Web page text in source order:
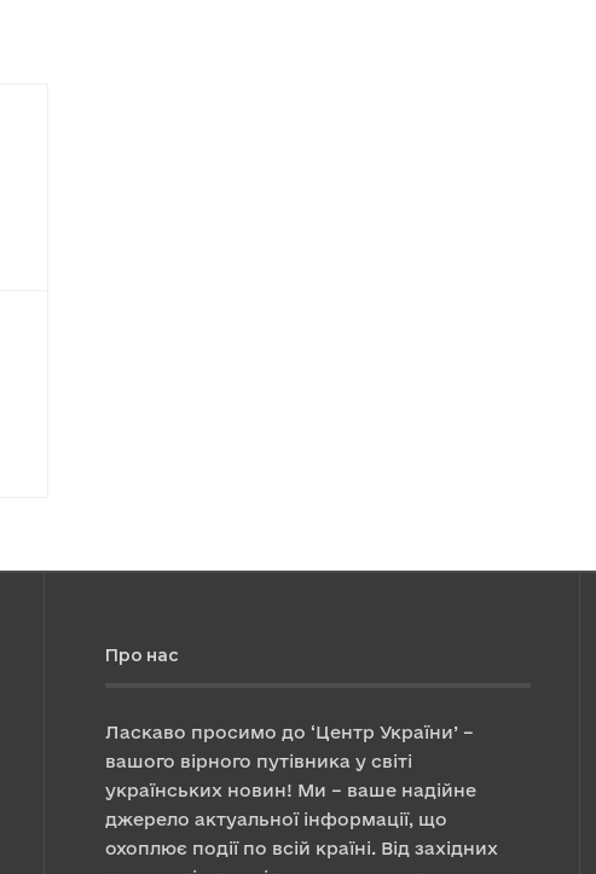
Про нас
Ласкаво просимо до ‘Центр України’ –
вашого вірного путівника у світі
українських новин! Ми – ваше надійне
джерело актуальної інформації, що
охоплює події по всій країні. Від західних